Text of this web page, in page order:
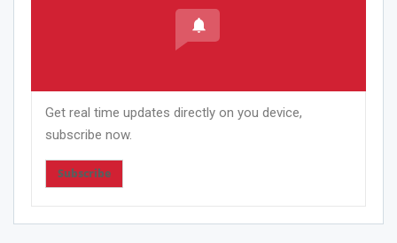
Get real time updates directly on you device,
subscribe now.
Subscribe